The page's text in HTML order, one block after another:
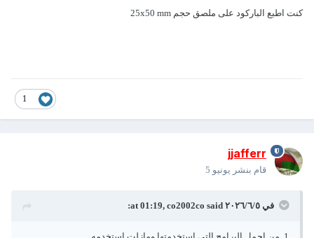
كنت اطبع الباركود على ملصق حجم 25x50 mm
jjafferr
قام بنشر يونيو 5
في ٥‏/٦‏/٢٠٢٦ at 01:19, co2002cosaid: